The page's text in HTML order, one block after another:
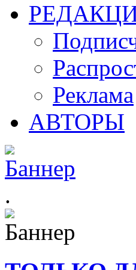
Реклама
АВТОРЫ
.